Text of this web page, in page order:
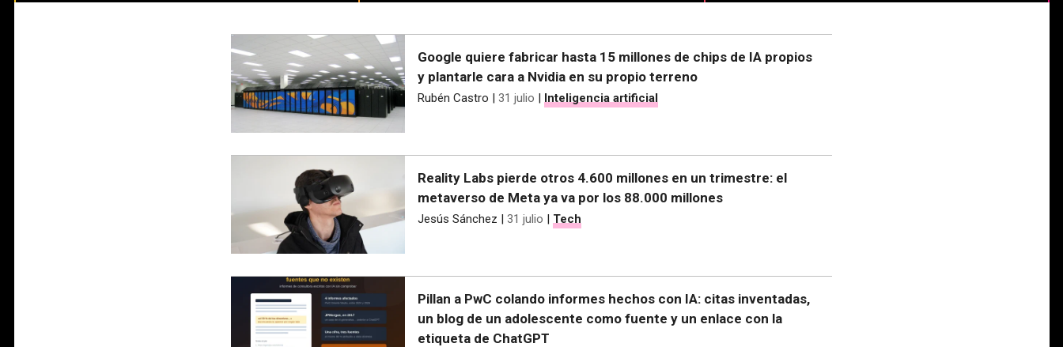
Google quiere fabricar hasta 15 millones de chips de IA propios
y plantarle cara a Nvidia en su propio terreno
Rubén Castro | 31 julio | Inteligencia artificial
Reality Labs pierde otros 4.600 millones en un trimestre: el
metaverso de Meta ya va por los 88.000 millones
Jesús Sánchez | 31 julio | Tech
Pillan a PwC colando informes hechos con IA: citas inventadas,
un blog de un adolescente como fuente y un enlace con la
etiqueta de ChatGPT